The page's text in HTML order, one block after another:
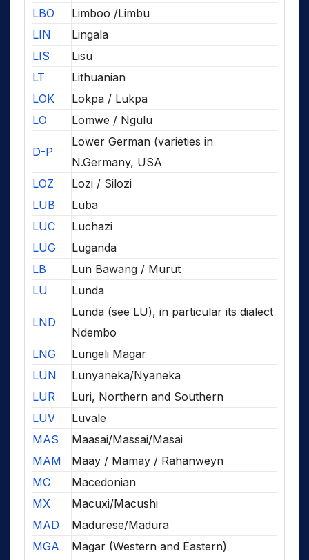
LBO
Limboo /Limbu
LIN
Lingala
LIS
Lisu
LT
Lithuanian
LOK
Lokpa / Lukpa
LO
Lomwe / Ngulu
D-P
Lower German (varieties in
N.Germany, USA
LOZ
Lozi / Silozi
LUB
Luba
LUC
Luchazi
LUG
Luganda
LB
Lun Bawang / Murut
LU
Lunda
LND
Lunda (see LU), in particular its dialect
Ndembo
LNG
Lungeli Magar
LUN
Lunyaneka/Nyaneka
LUR
Luri, Northern and Southern
LUV
Luvale
MAS
Maasai/Massai/Masai
MAM
Maay / Mamay / Rahanweyn
MC
Macedonian
MX
Macuxi/Macushi
MAD
Madurese/Madura
MGA
Magar (Western and Eastern)